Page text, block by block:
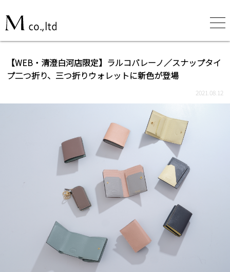
【WEB・清澄白河店限定】ラルコバレーノ／スナップタイ
プ二つ折り、三つ折りウォレットに新色が登場
2021.08.12